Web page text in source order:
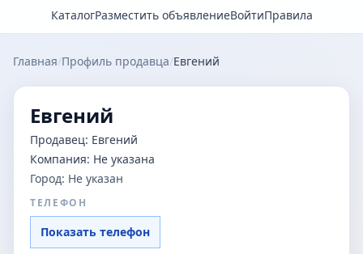
КаталогРазместить объявлениеВойтиПравила
Главная/Профиль продавца/Евгений
Евгений
Продавец: Евгений
Компания: Не указана
Город: Не указан
ТЕЛЕФОН
Показать телефон